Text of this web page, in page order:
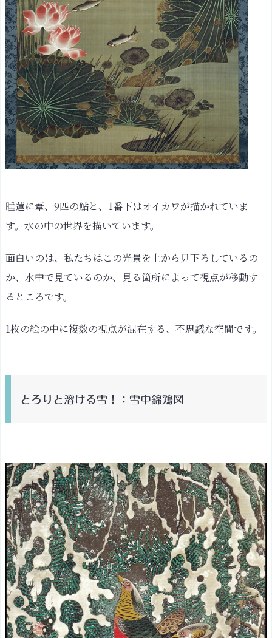
睡蓮に葦、9匹の鮎と、1番下はオイカワが描かれていま
す。水の中の世界を描いています。
面白いのは、私たちはこの光景を上から見下ろしているの
か、水中で見ているのか、見る箇所によって視点が移動す
るところです。
1枚の絵の中に複数の視点が混在する、不思議な空間です。
とろりと溶ける雪！：雪中錦鶏図